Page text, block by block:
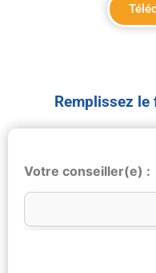
Remplissez
Votre conseiller(e) :